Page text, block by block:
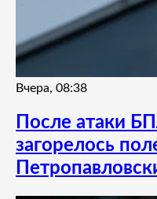
Вчера, 08:38
После атаки
загорелось